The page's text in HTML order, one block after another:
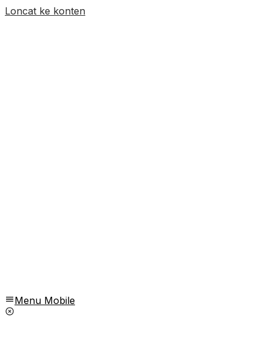
Loncat ke konten
Menu Mobile